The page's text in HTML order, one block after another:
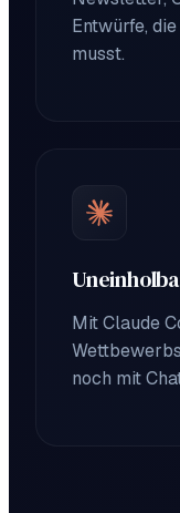
Entwürfe,
musst.
Mit Claude
noch mit